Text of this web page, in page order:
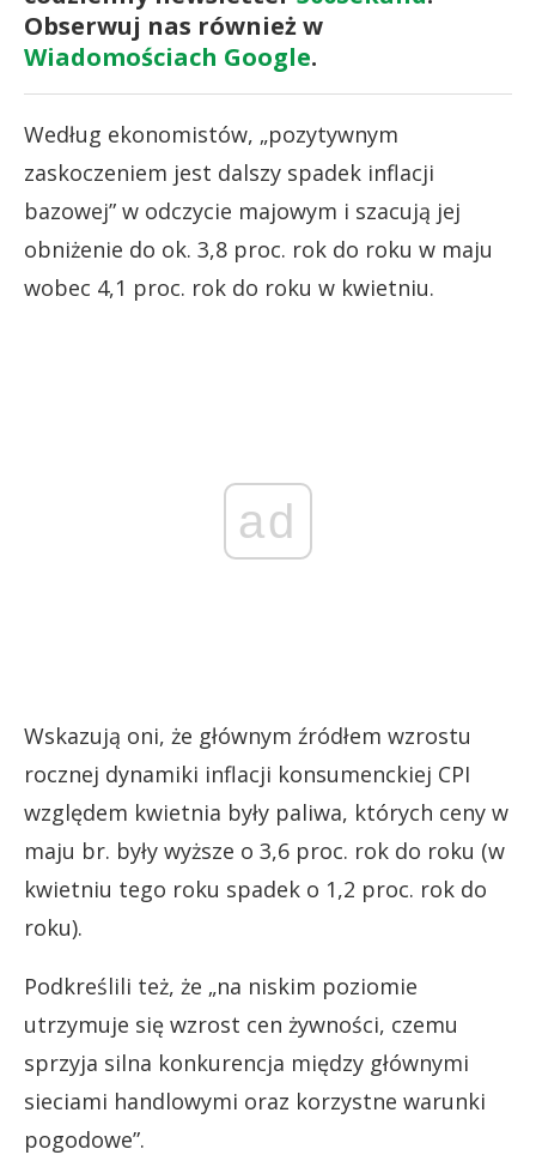
Obserwuj nas również w
Wiadomościach Google.
Według ekonomistów, „pozytywnym
zaskoczeniem jest dalszy spadek inflacji
bazowej” w odczycie majowym i szacują jej
obniżenie do ok. 3,8 proc. rok do roku w maju
wobec 4,1 proc. rok do roku w kwietniu.
ad
Wskazują oni, że głównym źródłem wzrostu
rocznej dynamiki inflacji konsumenckiej CPI
względem kwietnia były paliwa, których ceny w
maju br. były wyższe o 3,6 proc. rok do roku (w
kwietniu tego roku spadek o 1,2 proc. rok do
roku).
Podkreślili też, że „na niskim poziomie
utrzymuje się wzrost cen żywności, czemu
sprzyja silna konkurencja między głównymi
sieciami handlowymi oraz korzystne warunki
pogodowe”.